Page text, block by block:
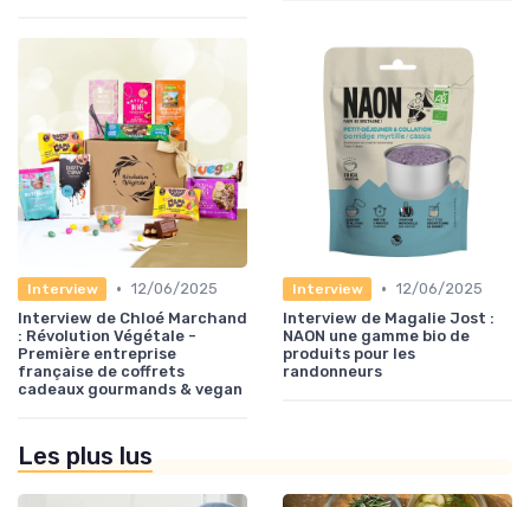
Interview • 12/06/2025
Interview de Chloé Marchand
: Révolution Végétale -
Première entreprise
française de coffrets
cadeaux gourmands & vegan
Interview • 12/06/2025
Interview de Magalie Jost :
NAON une gamme bio de
produits pour les
randonneurs
Les plus lus